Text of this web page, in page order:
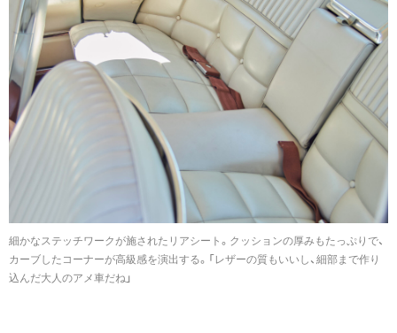
細かなステッチワークが施されたリアシート。クッションの厚みもたっぷりで、
カーブしたコーナーが高級感を演出する。「レザーの質もいいし、細部まで作り
込んだ大人のアメ車だね」